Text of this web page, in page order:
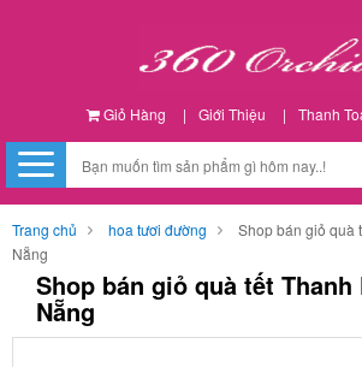
Giỏ Hàng | Giới Thiệu | Thanh
Trang chủ hoa tươi đường
Shop bán giỏ quà
Nẵng
Shop bán giỏ quà tết Thanh
Nẵng